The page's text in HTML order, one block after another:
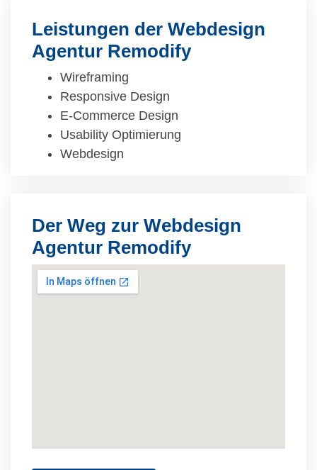
Leistungen der Webdesign
Agentur Remodify
Wireframing
Responsive Design
E-Commerce Design
Usability Optimierung
Webdesign
Der Weg zur Webdesign
Agentur Remodify